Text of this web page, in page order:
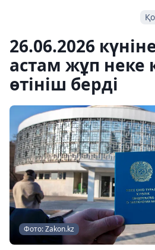
26.06.2026
астам жұп неке
өтініш берді
Фото: Zakon.kz